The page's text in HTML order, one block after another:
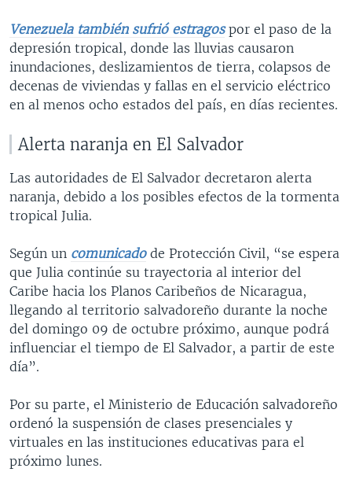
Venezuela también sufrió estragospor el paso de la
depresión tropical, donde las lluvias causaron
inundaciones, deslizamientos de tierra, colapsos de
decenas de viviendas y fallas en el servicio eléctrico
en al menos ocho estados del país, en días recientes.
Alerta naranja en El Salvador
Las autoridades de El Salvador decretaron alerta
naranja, debido a los posibles efectos de la tormenta
tropical Julia.
Según un comunicadode Protección Civil, “se espera
que Julia continúe su trayectoria al interior del
Caribe hacia los Planos Caribeños de Nicaragua,
llegando al territorio salvadoreño durante la noche
del domingo 09 de octubre próximo, aunque podrá
influenciar el tiempo de El Salvador, a partir de este
día”.
Por su parte, el Ministerio de Educación salvadoreño
ordenó la suspensión de clases presenciales y
virtuales en las instituciones educativas para el
próximo lunes.